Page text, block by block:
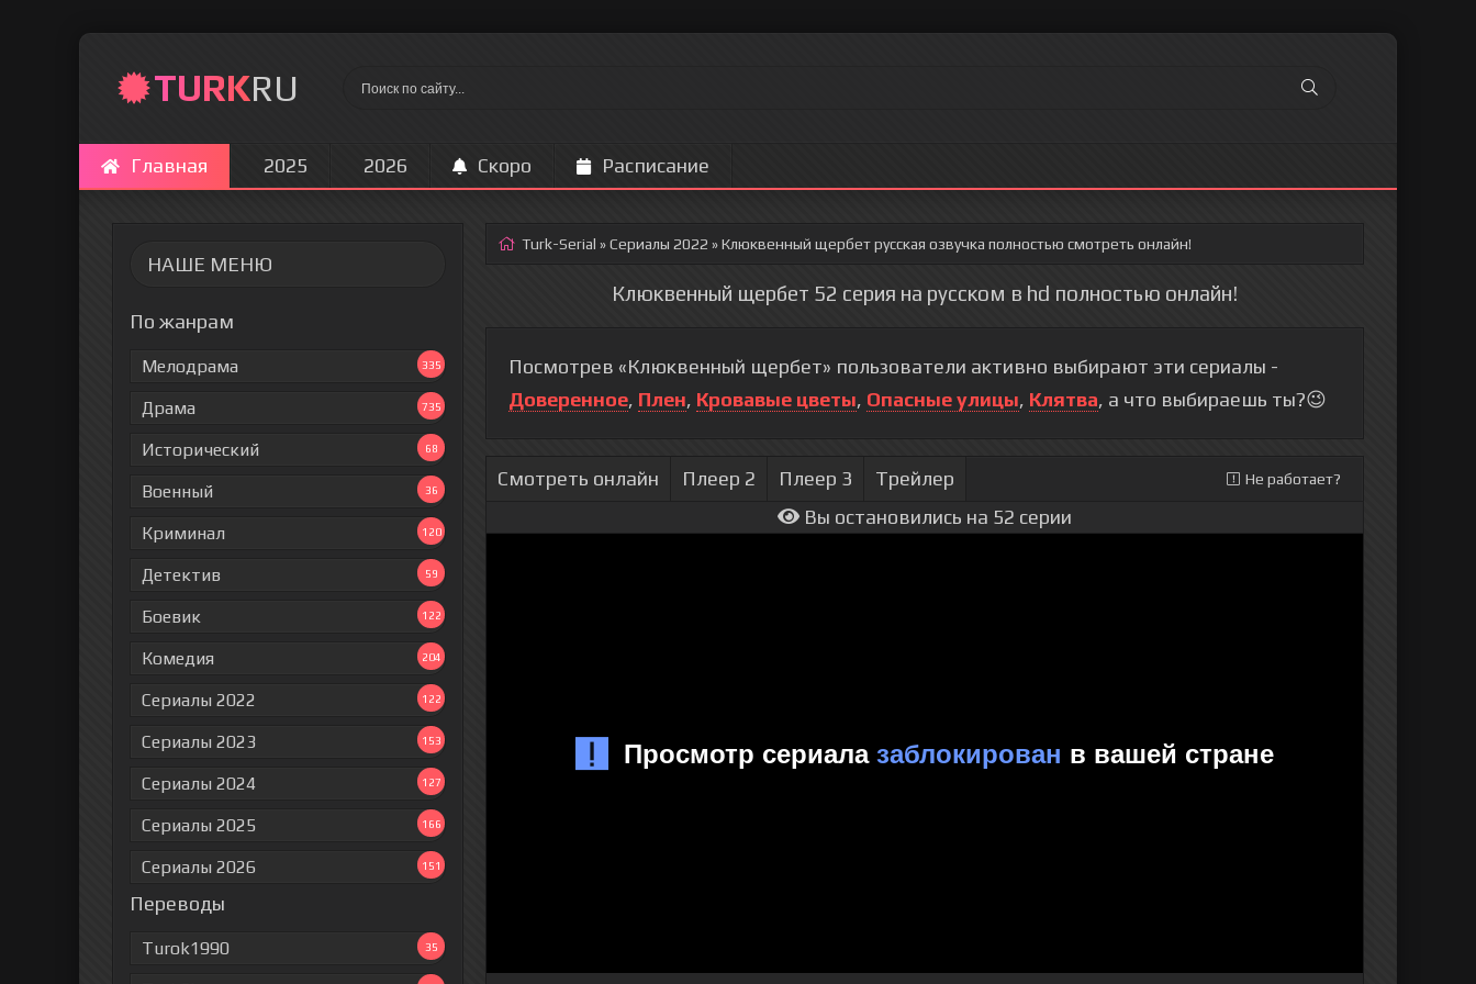
TURKRU
Главная 2025 2026 Скоро Расписание
НАШЕ МЕНЮ
По жанрам
Мелодрама 335
Драма 735
Исторический 68
Военный 36
Криминал 120
Детектив 59
Боевик 122
Комедия 204
Сериалы 2022 122
Сериалы 2023 153
Сериалы 2024 127
Сериалы 2025 166
Сериалы 2026 151
Переводы
Turok1990 35
Turk-Serial »Сериалы 2022 » Клюквенный щербетрусская озвучка полностью смотреть онлайн!
Клюквенный щербет 52 серия на русском в hd полностью онлайн!
Посмотрев «Клюквенный щербет» пользователи активно выбирают эти сериалы -
Доверенное, Плен, Кровавые цветы, Опасные улицы, Клятва, а что выбираешь ты?😉
Смотреть онлайн Плеер 2 Плеер 3 Трейлер Не работает?
Вы остановились на 52 серии